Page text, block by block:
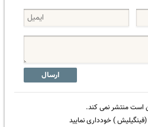
ارسال
است منتشر نمی کند.
) خودداری نمایید